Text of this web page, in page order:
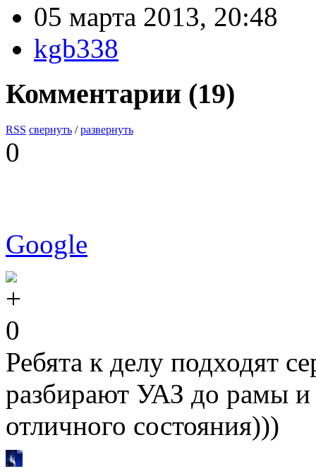
05 марта 2013, 20:48
kgb338
Комментарии (19)
RSS свернуть /развернуть
0
Google
0
Ребята к делу подходят
разбирают УАЗ до рамы и
отличного состояния)))